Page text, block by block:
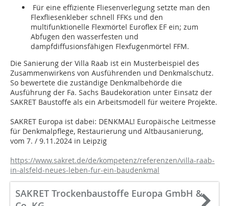
Für eine effiziente Fliesenverlegung setzte man den
Flexfliesenkleber schnell FFKs und den
multifunktionelle Flexmörtel Euroflex EF ein; zum
Abfugen den wasserfesten und
dampfdiffusionsfähigen Flexfugenmörtel FFM.
Die Sanierung der Villa Raab ist ein Musterbeispiel des
Zusammenwirkens von Ausführenden und Denkmalschutz.
So bewertete die zuständige Denkmalbehörde die
Ausführung der Fa. Sachs Baudekoration unter Einsatz der
SAKRET Baustoffe als ein Arbeitsmodell für weitere Projekte.
SAKRET Europa ist dabei: DENKMAL! Europäische Leitmesse
für Denkmalpflege, Restaurierung und Altbausanierung,
vom 7. / 9.11.2024 in Leipzig
https://www.sakret.de/de/kompetenz/referenzen/villa-raab-
in-alsfeld-neues-leben-fur-ein-baudenkmal
SAKRET Trockenbaustoffe Europa GmbH &